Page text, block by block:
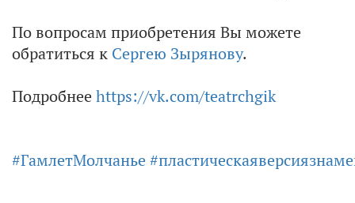
По вопросам приобретения Вы можете
обратиться к Сергею Зырянову.
Подробнее https://vk.com/teatrchgik
#ГамлетМолчанье